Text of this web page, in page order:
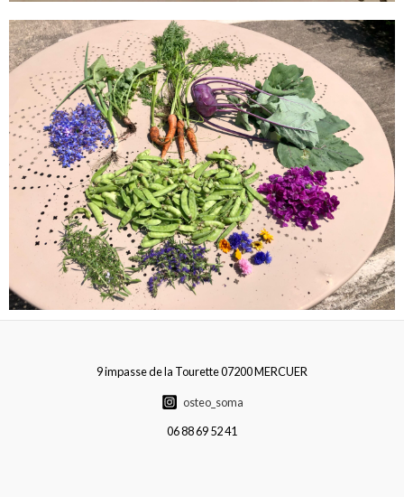
9 impasse de la Tourette 07200 MERCUER
osteo_soma
06 88 69 52 41